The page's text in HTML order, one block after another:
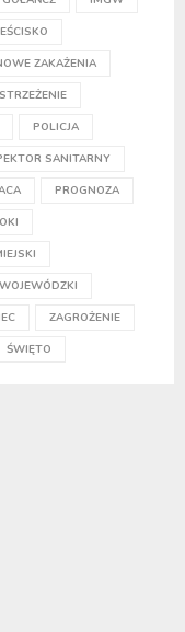
ZAKAŻENIA
POLICJA
SANITARNY
PROGNOZA
ZAGROŻENIE
ŚWIĘTO